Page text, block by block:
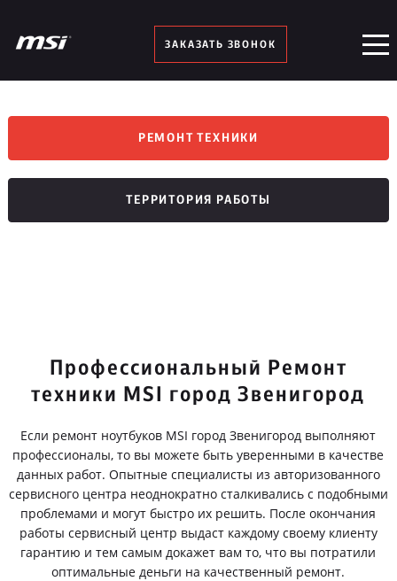
ЗАКАЗАТЬ ЗВОНОК
РЕМОНТ ТЕХНИКИ
ТЕРРИТОРИЯ РАБОТЫ
Профессиональный Ремонт
техники MSI город Звенигород
Если ремонт ноутбуков MSI город Звенигород выполняют
профессионалы, то вы можете быть уверенными в качестве
данных работ. Опытные специалисты из авторизованного
сервисного центра неоднократно сталкивались с подобными
проблемами и могут быстро их решить. После окончания
работы сервисный центр выдаст каждому своему клиенту
гарантию и тем самым докажет вам то, что вы потратили
оптимальные деньги на качественный ремонт.